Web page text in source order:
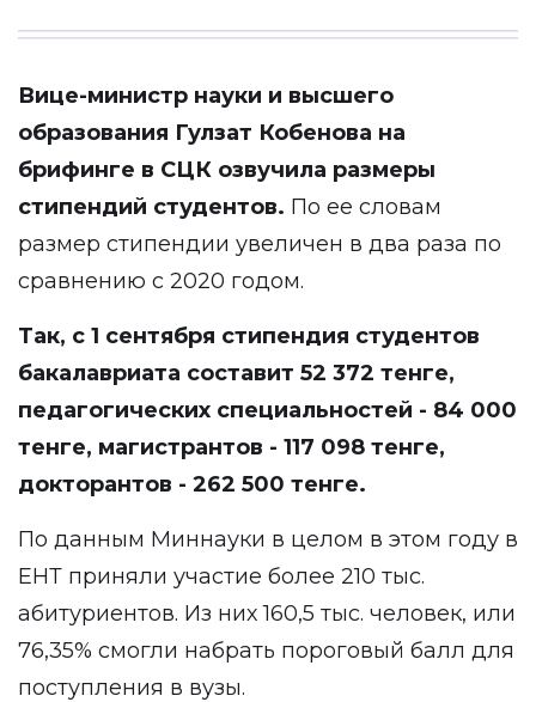
Вице-министр науки и высшего
образования Гулзат Кобенова на
брифинге в СЦК озвучила размеры
стипендий студентов. По ее словам
размер стипендии увеличен в два раза по
сравнению с 2020 годом.
Так, с 1 сентября стипендия студентов
бакалавриата составит 52 372 тенге,
педагогических специальностей - 84 000
тенге, магистрантов - 117 098 тенге,
докторантов - 262 500 тенге.
По данным Миннауки в целом в этом году в
ЕНТ приняли участие более 210 тыс.
абитуриентов. Из них 160,5 тыс. человек, или
76,35% смогли набрать пороговый балл для
поступления в вузы.